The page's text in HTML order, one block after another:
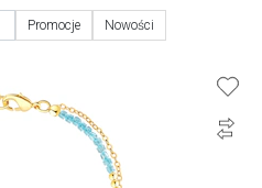
Promocje Nowości